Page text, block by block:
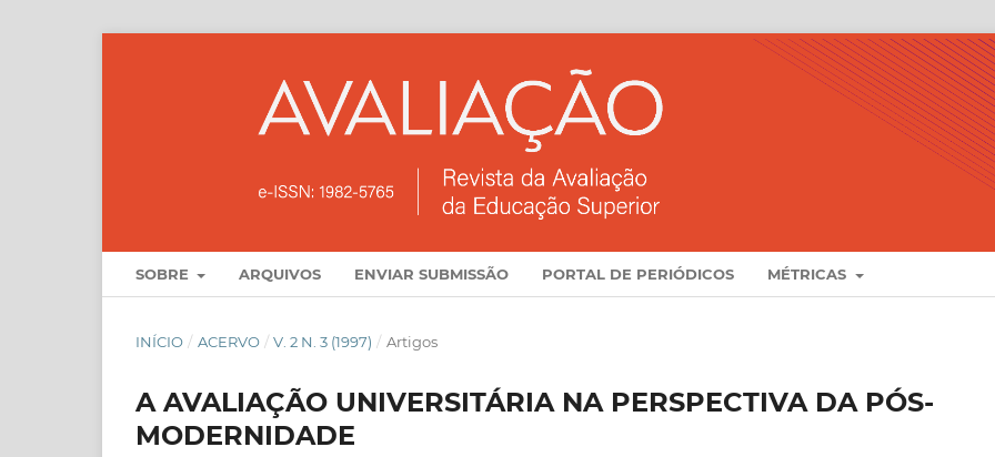
SOBRE ARQUIVOS ENVIAR SUBMISSÃO PORTAL DE PERIÓDICOS MÉTRICAS
INÍCIO / ACERVO / V. 2 N. 3 (1997) / Artigos
A AVALIAÇÃO UNIVERSITÁRIA NA PERSPECTIVA DA PÓS-
MODERNIDADE